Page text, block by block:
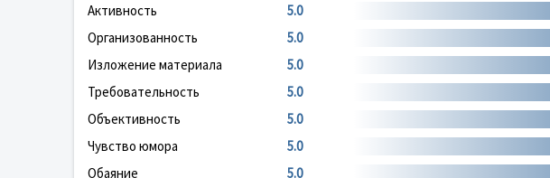
Активность
5.0
Организованность
5.0
Изложение материала
5.0
Требовательность
5.0
Объективность
5.0
Чувство юмора
5.0
Обаяние
5.0